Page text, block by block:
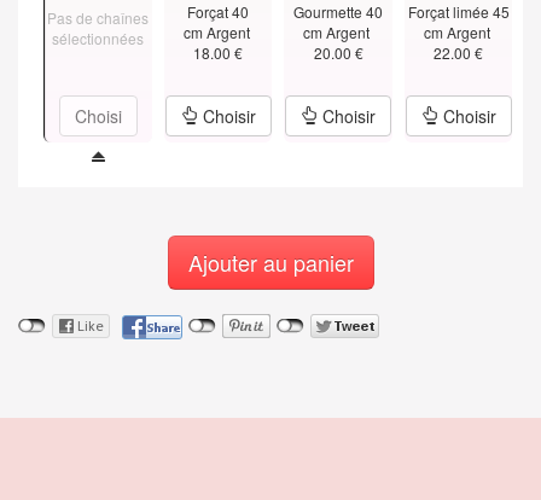
Pas de chaînes
sélectionnées
Choisi
Forçat 40
cm Argent
18.00 €
Choisir
Gourmette 40
cm Argent
20.00 €
Choisir
Forçat limée 45
cm Argent
22.00 €
Choisir
Ajouter au panier